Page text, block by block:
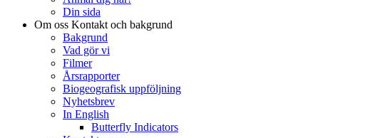
Din sida
Om oss Kontakt och bakgrund
Bakgrund
Vad gör vi
Filmer
Årsrapporter
Biogeografisk uppföljning
Nyhetsbrev
In English
Butterfly Indicators